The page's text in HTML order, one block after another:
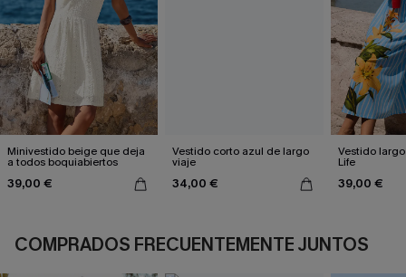
Minivestido beige que deja
a todos boquiabiertos
39,00 €
Vestido corto azul de largo
viaje
34,00 €
Vestido
Life
39,00 €
COMPRADOS FRECUENTEMENTE JUNTOS